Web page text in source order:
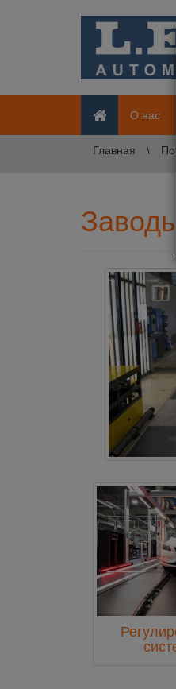
Главная
О нас
Главная